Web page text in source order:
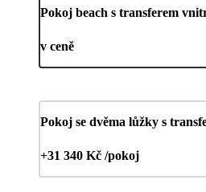
Pokoj beach s transferem
v ceně
Pokoj se dvěma lůžky s
+31 340 Kč /pokoj